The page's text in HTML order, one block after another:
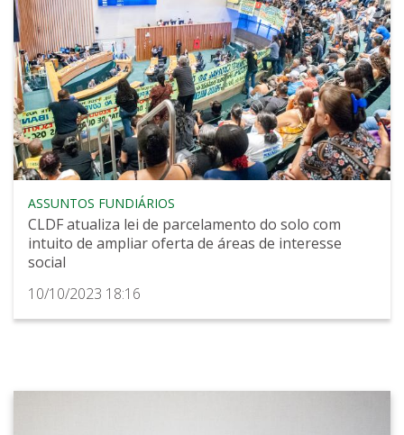
ASSUNTOS FUNDIÁRIOS
CLDF atualiza lei de parcelamento do solo com
intuito de ampliar oferta de áreas de interesse
social
10/10/2023 18:16